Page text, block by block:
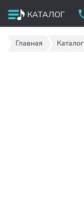
КАТАЛОГ
Главная Каталог